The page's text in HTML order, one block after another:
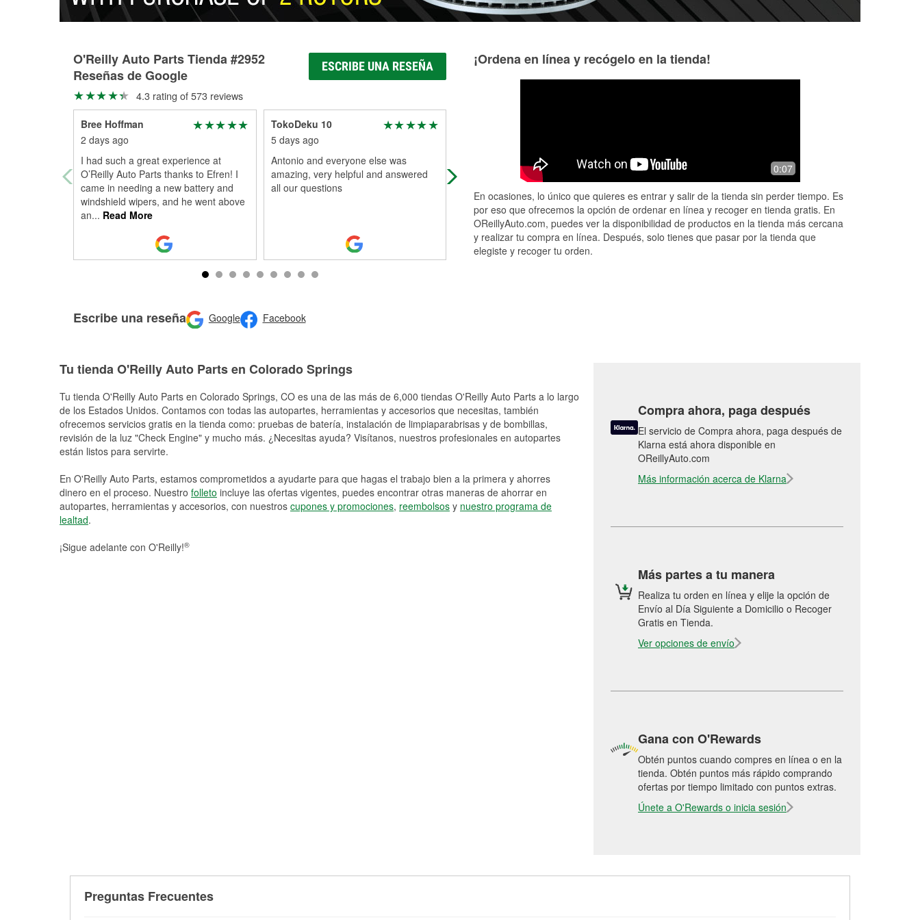
O'Reilly Auto Parts Tienda #2952
Reseñas de Google
ESCRIBE UNA RESEÑA
4.3 rating of 573 reviews
Bree Hoffman
2 days ago
I had such a great experience at
O’Reilly Auto Parts thanks to Efren! I
came in needing a new battery and
windshield wipers, and he went above
an... Read More
TokoDeku 10
5 days ago
Antonio and everyone else was
amazing, very helpful and answered
all our questions
Amazing customer service, helped two
teens who don't know what their doing
Efren went the extra mile and really
helped me, I’m a new driver ish and
showing me how easy it is to replace a
ne...Read More
places I’ve been
Escribe una reseña Google Facebook
¡Ordena en línea y recógelo en la tienda!
0:07
En ocasiones, lo único que quieres es entrar y salir de la tienda sin perder tiempo. Es
por eso que ofrecemos la opción de ordenar en línea y recoger en tienda gratis. En
OReillyAuto.com, puedes ver la disponibilidad de productos en la tienda más cercana
y realizar tu compra en línea. Después, solo tienes que pasar por la tienda que
elegiste y recoger tu orden.
Tu tienda O'Reilly Auto Parts en Colorado Springs
Tu tienda O'Reilly Auto Parts en Colorado Springs, CO es una de las más de 6,000 tiendas O'Reilly Auto Parts a lo largo
de los Estados Unidos. Contamos con todas las autopartes, herramientas y accesorios que necesitas, también
ofrecemos servicios gratis en la tienda como: pruebas de batería, instalación de limpiaparabrisas y de bombillas,
revisión de la luz "Check Engine" y mucho más. ¿Necesitas ayuda? Visítanos, nuestros profesionales en autopartes
están listos para servirte.
En O'Reilly Auto Parts, estamos comprometidos a ayudarte para que hagas el trabajo bien a la primera y ahorres
dinero en el proceso. Nuestro folleto incluye las ofertas vigentes, puedes encontrar otras maneras de ahorrar en
autopartes, herramientas y accesorios, con nuestros cupones y promociones, reembolsos y nuestro programa de
lealtad.
¡Sigue adelante con O'Reilly!®
Compra ahora, paga después
El servicio de Compra ahora, paga después de
Klarna está ahora disponible en
OReillyAuto.com
Más información acerca de Klarna
Más partes a tu manera
Realiza tu orden en línea y elije la opción de
Envío al Día Siguiente a Domicilio o Recoger
Gratis en Tienda.
Ver opciones de envío
Gana con O'Rewards
Obtén puntos cuando compres en línea o en la
tienda. Obtén puntos más rápido comprando
ofertas por tiempo limitado con puntos extras.
Únete a O'Rewards o inicia sesión
Preguntas Frecuentes